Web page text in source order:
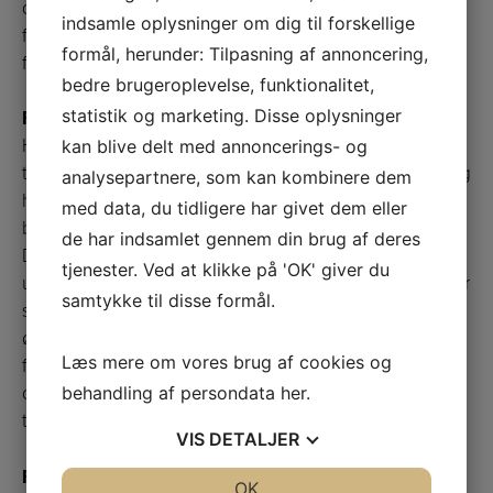
det danske vejnet med alle dets paradokser og
fænomener. Her kan ingen føle sig sikker, men alle vil
føle sig godt underholdt.
Foredrag 3: Fang tidsånden
Hvorfor ændrer vores livsstil og værdier sig? Hvilke
trends optager os lige nu? Hvor driver trends os hen og
hvordan? Spørgsmål som disse vil Christian Grau
belyse i dette foredrag, når han giver et indblik i
Danmarks og danskernes aktuelle tendenser. Et
underholdende og informativt foredrag som henvender
sig til virksomheder, institutioner, foreninger osv., der
ønsker ny inspiration, motivation eller perspektiv i
forhold til aktuelle tendenser, og hvad der optager os
danskere lige nu. For som Christian siger, så påvirker
trends os alle og ikke kun ”de trendy typer”.
Foredrag 4: Hvorfor er kunderne så sure?
indsamle oplysninger om dig til forskellige
formål, herunder: Tilpasning af annoncering,
bedre brugeroplevelse, funktionalitet,
statistik og marketing. Disse oplysninger
kan blive delt med annoncerings- og
analysepartnere, som kan kombinere dem
med data, du tidligere har givet dem eller
de har indsamlet gennem din brug af deres
tjenester. Ved at klikke på 'OK' giver du
samtykke til disse formål.
Læs mere om vores brug af cookies og
behandling af persondata her.
VIS DETALJER
OK